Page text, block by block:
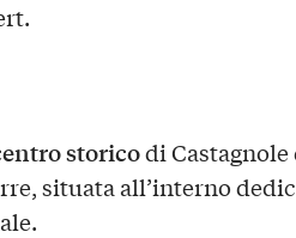
storicodi Castagnole
situata all’interno